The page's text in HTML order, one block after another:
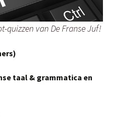
quizzen van De Franse Juf!
taal & grammatica en